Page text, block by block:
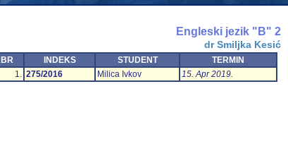
Engleski jezik "B" 2
dr Smiljka Kesić
INDEKS STUDENT
TERMIN
1. 275/2016 Milica Ivkov 15. Apr 2019.